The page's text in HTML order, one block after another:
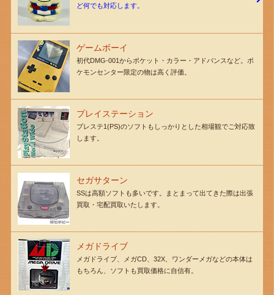
ど何でも対応します。
ゲームボーイ
初代DMG-001からポケット・カラー・アドバンスなど。ポ
ケモンセンター限定の物は高く評価。
プレイステーション
プレステ1(PS)のソフトもしっかりとした相場観でご対応致
します。
セガサターン
SSは高額ソフトも多いです。まとまって出てきた際は出張
買取・宅配買取いたします。
メガドライブ
メガドライブ、メガCD、32X、ワンダーメガなどの本体は
もちろん、ソフトも買取価格に自信有。